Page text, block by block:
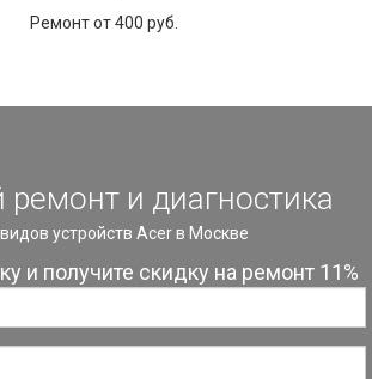
Ремонт от 400 руб.
и диагностика
устройств Acer в Москве
и получите скидку на ремонт 11%